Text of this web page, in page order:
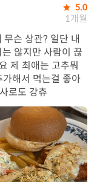
5.0
1개월
슨 상관? 일단 내
않지만 사람이 끊
제 최애는 고추뭐
해서 먹는걸 좋아
로도 강츄